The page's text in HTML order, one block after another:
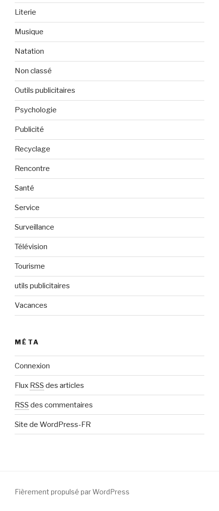
Literie
Musique
Natation
Non classé
Outils publicitaires
Psychologie
Publicité
Recyclage
Rencontre
Santé
Service
Surveillance
Télévision
Tourisme
utils publicitaires
Vacances
MÉTA
Connexion
Flux RSS des articles
RSS des commentaires
Site de WordPress-FR
Fièrement propulsé par WordPress